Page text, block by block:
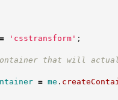
= ' csstransform' ;
that will
= me .